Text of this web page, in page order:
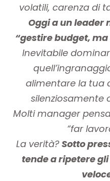
volatili, carenza di
Oggi a un leader
“gestirebudget, ma
Inevitabile
alimentare la tua
silenziosamente
Molti manager
“far
La verità?Sotto
tende a ripetere